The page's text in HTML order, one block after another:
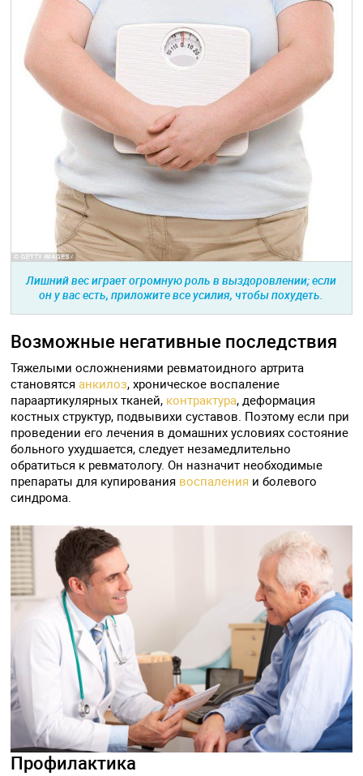
Лишний вес играет огромную роль в выздоровлении; если
он у вас есть, приложите все усилия, чтобы похудеть.
Возможные негативные последствия
Тяжелыми осложнениями ревматоидного артрита
становятсяанкилоз, хроническое воспаление
параартикулярных тканей, контрактура, деформация
костных структур, подвывихи суставов. Поэтому если при
проведении его лечения в домашних условиях состояние
больного ухудшается, следует незамедлительно
обратиться к ревматологу. Он назначит необходимые
препараты для купирования воспаления и болевого
синдрома.
Профилактика